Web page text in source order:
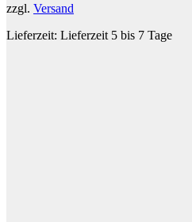
zzgl. Versand
Lieferzeit: Lieferzeit 5 bis 7 Tage